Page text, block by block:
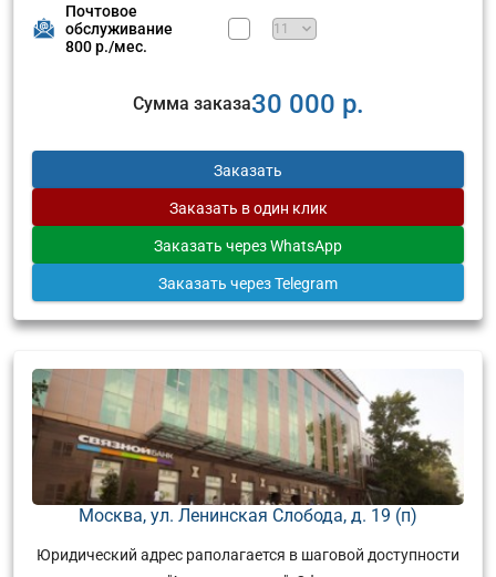
Почтовое
обслуживание
800 р./мес.
Сумма заказа30 000 р.
Заказать
Заказать в один клик
Заказать через WhatsApp
Заказать через Telegram
Москва, ул. Ленинская Слобода, д. 19 (п)
Юридический адрес раполагается в шаговой доступности